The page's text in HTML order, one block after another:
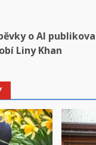
o AI
Liny Khan